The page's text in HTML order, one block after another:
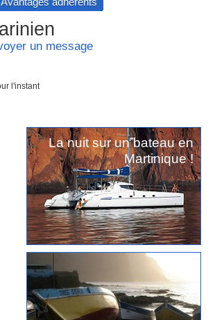
un message
l'instant
La nuit sur un bateau en
Martinique !